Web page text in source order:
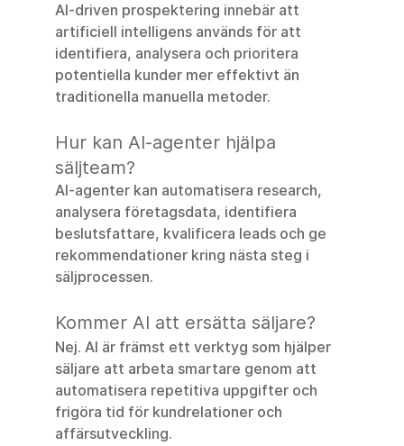
AI-driven prospektering innebär att
artificiell intelligens används för att
identifiera, analysera och prioritera
potentiella kunder mer effektivt än
traditionella manuella metoder.
Hur kan AI-agenter hjälpa
säljteam?
AI-agenter kan automatisera research,
analysera företagsdata, identifiera
beslutsfattare, kvalificera leads och ge
rekommendationer kring nästa steg i
säljprocessen.
Kommer AI att ersätta säljare?
Nej. AI är främst ett verktyg som hjälper
säljare att arbeta smartare genom att
automatisera repetitiva uppgifter och
frigöra tid för kundrelationer och
affärsutveckling.